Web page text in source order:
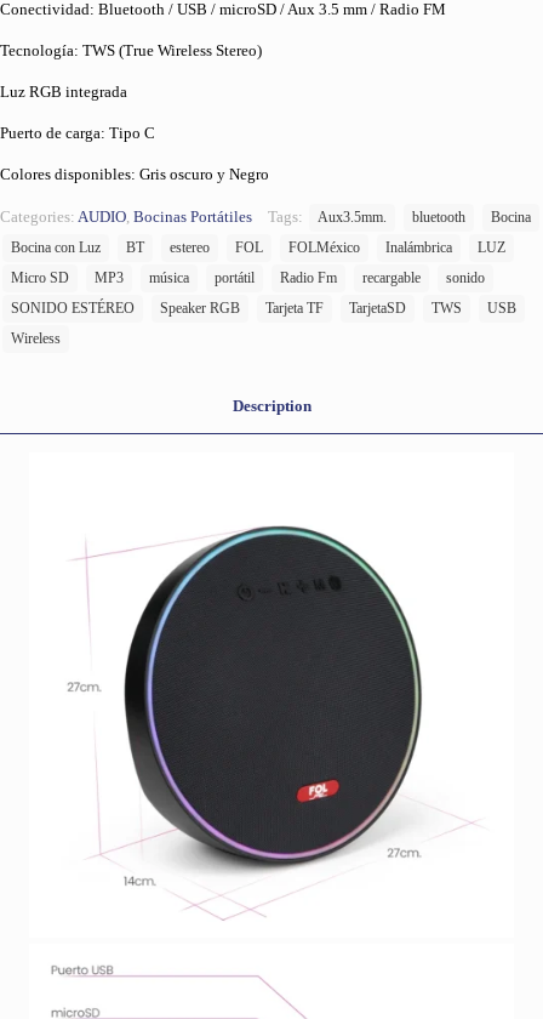
Conectividad: Bluetooth / USB / microSD / Aux 3.5 mm / Radio FM
Tecnología: TWS (True Wireless Stereo)
Luz RGB integrada
Puerto de carga: Tipo C
Colores disponibles: Gris oscuro y Negro
Categories: AUDIO, Bocinas Portátiles Tags: Aux3.5mm. bluetooth
Bocina
Bocina con Luz
BT estereo FOL FOLMéxico Inalámbrica
LUZ
Micro SD
MP3 música portátil Radio Fm recargable
sonido
SONIDO ESTÉREO
Speaker RGB Tarjeta TF TarjetaSD TWS
USB
Wireless
Description